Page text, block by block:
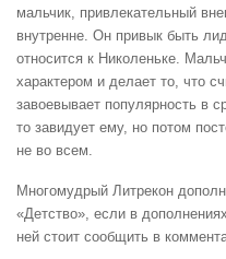
мальчик, привлекательный
внутренне. Он привык быть
относится к Николеньке.
характером и делает то, что
завоевывает популярность в
то завидует ему, но потом
не во всем.
Многомудрый Литрекон
«Детство», если в
ней стоит сообщить в